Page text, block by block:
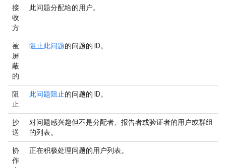
接
收
方
此问题分配给的用户。
被
屏
蔽
的
阻止此问题的问题的 ID。
阻
止
此问题阻止的问题的 ID。
抄
送
对问题感兴趣但不是分配者、报告者或验证者的用户或群组
的列表。
协
作
正在积极处理问题的用户列表。